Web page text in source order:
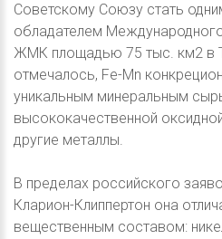
Советскому Союзу стать
обладателем
ЖМК площадью 75 тыс. км2 в
отмечалось, Fe-Mn
уникальным минеральным
высококачественной
другие металлы.
В пределах российского
Кларион-Клиппертон она
вещественным составом: